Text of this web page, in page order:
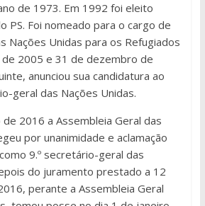
de 1973. Em 1992 foi eleito
PS. Foi nomeado para o cargo de
Nações Unidas para os Refugiados
2005 e 31 de dezembro de
anunciou sua candidatura ao
geral das Nações Unidas.
2016 a Assembleia Geral das
por unanimidade e aclamação
9.º secretário-geral das
do juramento prestado a 12
perante a Assembleia Geral